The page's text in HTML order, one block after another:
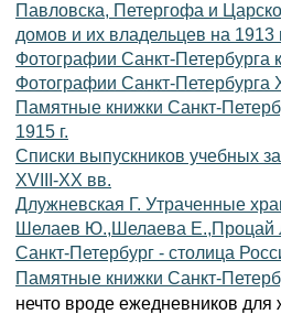
Павловска, Петергофа и
домов и их владельцев на 1913
Фотографии Санкт-Петербурга
Фотографии Санкт-Петербурга
Памятные книжки Санкт-
1915 г.
Списки выпускников учебных
XVIII-XX вв.
Длужневская Г. Утраченные
Шелаев Ю.,Шелаева Е.,Процай
Санкт-Петербург - столица
Памятные книжки Санкт-
нечто вроде ежедневников для